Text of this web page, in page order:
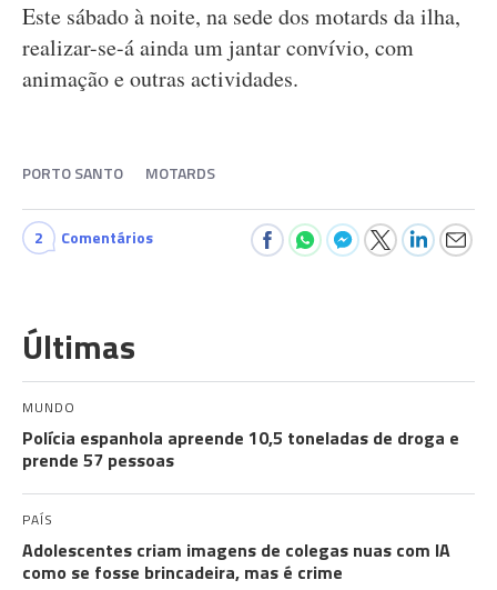
Este sábado à noite, na sede dos motards da ilha,
realizar-se-á ainda um jantar convívio, com
animação e outras actividades.
PORTO SANTO MOTARDS
2 Comentários
Últimas
MUNDO
Polícia espanhola apreende 10,5 toneladas de droga e
prende 57 pessoas
PAÍS
Adolescentes criam imagens de colegas nuas com IA
como se fosse brincadeira, mas é crime